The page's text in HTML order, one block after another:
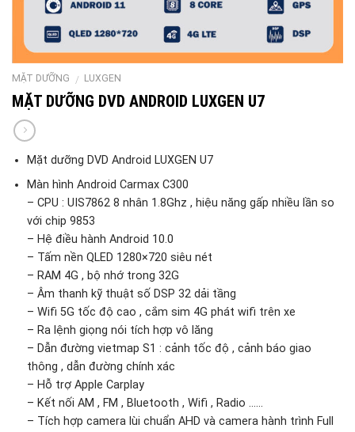
MẶT DƯỠNG / LUXGEN
MẶT DƯỠNG DVD ANDROID LUXGEN U7
Mặt dưỡng DVD Android LUXGEN U7
Màn hình Android Carmax C300
– CPU : UIS7862 8 nhân 1.8Ghz , hiệu năng gấp nhiều lần so
với chip 9853
– Hệ điều hành Android 10.0
– Tấm nền QLED 1280×720 siêu nét
– RAM 4G , bộ nhớ trong 32G
– Âm thanh kỹ thuật số DSP 32 dải tầng
– Wifi 5G tốc độ cao , cắm sim 4G phát wifi trên xe
– Ra lệnh giọng nói tích hợp vô lăng
– Dẫn đường vietmap S1 : cảnh tốc độ , cảnh báo giao
thông , dẫn đường chính xác
– Hỗ trợ Apple Carplay
– Kết nối AM , FM , Bluetooth , Wifi , Radio ……
– Tích hợp camera lùi chuẩn AHD và camera hành trình Full